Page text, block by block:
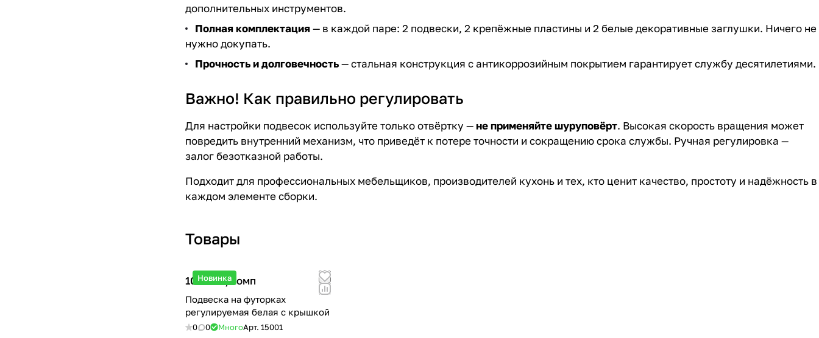
дополнительных инструментов.
Полная комплектация— в каждой паре: 2 подвески, 2 крепёжные пластины и 2 белые декоративные заглушки. Ничего не
нужно докупать.
Прочность и долговечность— стальная конструкция с антикоррозийным покрытием гарантирует службу десятилетиями.
Важно! Как правильно регулировать
Для настройки подвесок используйте только отвёртку —не применяйте шуруповёрт. Высокая скорость вращения может
повредить внутренний механизм, что приведёт к потере точности и сокращению срока службы. Ручная регулировка —
залог безотказной работы.
Подходит для профессиональных мебельщиков, производителей кухонь и тех, кто ценит качество, простоту и надёжность в
каждом элементе сборки.
Товары
Новинка
104.13 ₽/комп
Подвеска на футорках
регулируемая белая с крышкой
0 0 МногоАрт. 15001